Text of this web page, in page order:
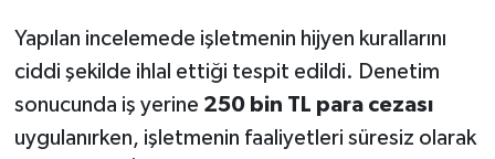
Yapılan incelemede işletmenin hijyen kurallarını
ciddi şekilde ihlal ettiği tespit edildi. Denetim
sonucunda iş yerine 250 bin TL para cezası
uygulanırken, işletmenin faaliyetleri süresiz olarak
ÜÇÜNCÜ SAYFA
Yemek